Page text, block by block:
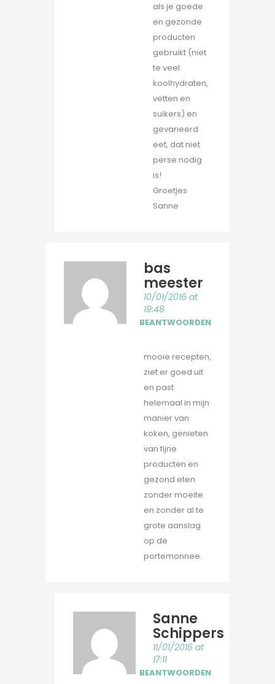
als je goede
en gezonde
producten
gebruikt (niet
te veel
koolhydraten,
vetten en
suikers) en
gevarieerd
eet, dat niet
perse nodig
is!
Groetjes
Sanne
bas
meester
10/01/2016 at
19:48
BEANTWOORDEN
mooie recepten,
ziet er goed uit
en past
helemaal in mijn
manier van
koken, genieten
van fijne
producten en
gezond eten
zonder moeite
en zonder al te
grote aanslag
op de
portemonnee.
Sanne
Schippers
11/01/2016 at
17:11
BEANTWOORDEN